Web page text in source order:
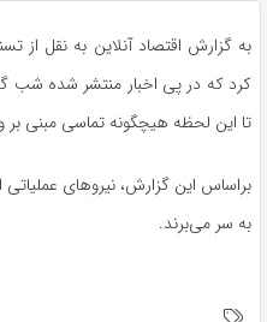
به گزارش اقتصاد آنلاین به نقل از
کرد که در پی اخبار منتشر شده شب
تا این لحظه هیچگونه تماسی مبنی
براساس این گزارش، نیروهای
به سر می‌برند.